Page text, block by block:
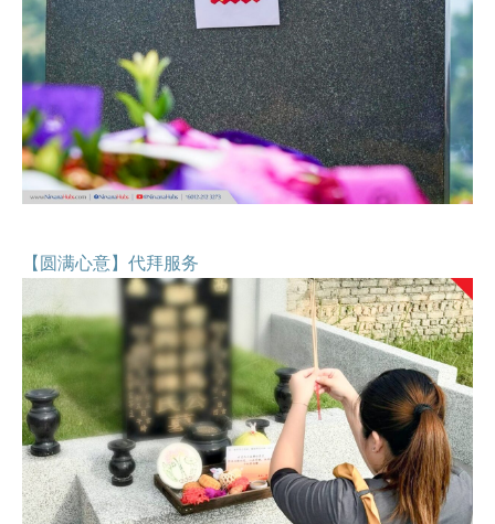
【圆满心意】代拜服务